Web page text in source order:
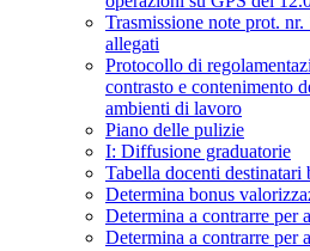
Trasmissione note prot.
allegati
Protocollo di
contrasto e contenimento
ambienti di lavoro
Piano delle pulizie
I: Diffusione graduatorie
Tabella docenti
Determina bonus
Determina a contrarre per
Determina a contrarre per